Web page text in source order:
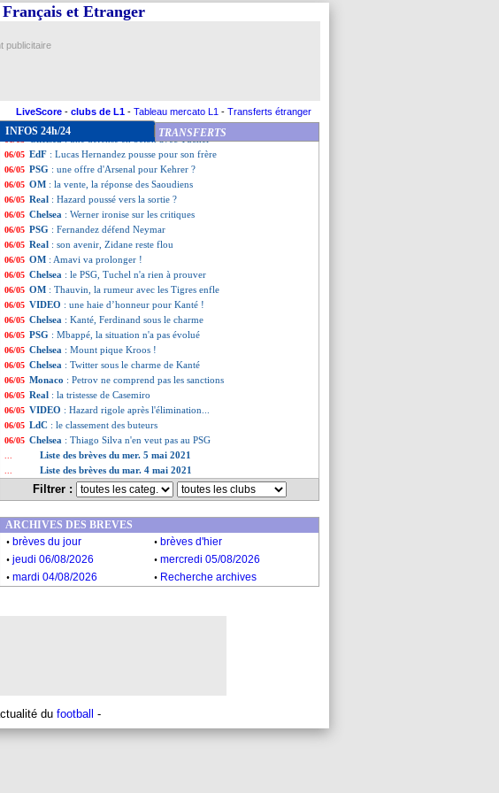
et Etranger
publicitaire
LiveScore - clubs de L1 - Tableau mercato L1 - Transferts étranger
INFOS 24h/24 TRANSFERTS
06/05 PSG: Rothen déplore "l'échec Leonardo"
06/05 Man City: la C1, Walker pense à Agüero
06/05 Chelsea
06/05 Lille: Galtier ironise pour Kakuta
06/05 EdF: la Bosnie et la Finlande en septembre
: une défense en béton avec Tuchel
06/05 EdF : Lucas Hernandez pousse pour son frère
06/05 PSG : une offre d'Arsenal pour Kehrer ?
06/05 OM : la vente, la réponse des Saoudiens
06/05 Real : Hazard poussé vers la sortie ?
06/05 Chelsea : Werner ironise sur les critiques
06/05 PSG : Fernandez défend Neymar
06/05 Real : son avenir, Zidane reste flou
06/05 OM : Amavi va prolonger !
06/05 Chelsea : le PSG, Tuchel n'a rien à prouver
06/05 OM : Thauvin, la rumeur avec les Tigres enfle
06/05 VIDEO : une haie d’honneur pour Kanté !
06/05 Chelsea : Kanté, Ferdinand sous le charme
06/05 PSG : Mbappé, la situation n'a pas évolué
06/05 Chelsea : Mount pique Kroos !
06/05 Chelsea : Twitter sous le charme de Kanté
06/05 Monaco : Petrov ne comprend pas les sanctions
06/05 Real : la tristesse de Casemiro
06/05 VIDEO : Hazard rigole après l'élimination...
06/05 LdC : le classement des buteurs
06/05 Chelsea : Thiago Silva n'en veut pas au PSG
Liste des brèves du mer. 5 mai 2021
Liste des brèves du mar. 4 mai 2021
Filtrer :
ARCHIVES DES BREVES
. brèves du jour . brèves d'hier
. jeudi 06/08/2026 . mercredi 05/08/2026
. mardi 04/08/2026 . Recherche archives
du football -